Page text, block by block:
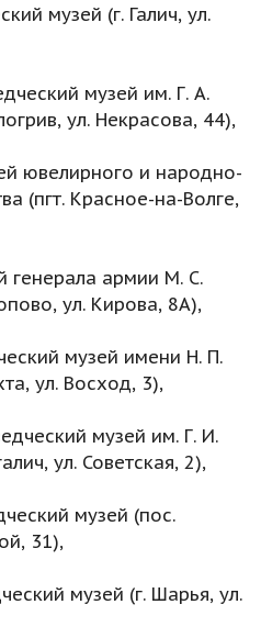
музей (г. Галич, ул.
музей им. Г. А.
ул. Некрасова, 44),
ювелирного и народно-
(пгт. Красное-на-Волге,
генерала армии М. С.
ул. Кирова, 8А),
музей имени Н. П.
ул. Восход, 3),
музей им. Г. И.
ул. Советская, 2),
музей (пос.
31),
музей (г. Шарья, ул.